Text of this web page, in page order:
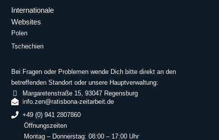
Internationale
Websites
Polen
Tschechien
Bei Fragen oder Problemen wende Dich bitte direkt an den
betreffenden Standort oder unsere Hauptverwaltung:
Margaretenstraße 15, 93047 Regensburg
info.zen@ratisbona-zeitarbeit.de
+49 (0) 941 2807860
Öffnungszeiten
Montag – Donnerstag: 08:00 – 17:00 Uhr